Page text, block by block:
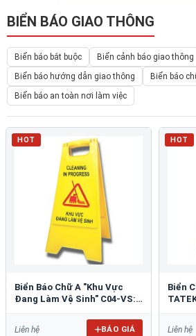
BIỂN BÁO GIAO THÔNG
Biển báo bắt buộc
Biển cảnh báo giao thông
Biển báo hướng dẫn giao thông
Biển báo
Biển báo an toàn nơi làm việc
HOT
Biển Báo Chữ A "Khu Vực
Đang Làm Vệ Sinh" C04-VS:
Liên hệ BÁO GIÁ
HOT
Biển
Liên hệ